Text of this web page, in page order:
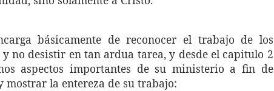
básicamente de reconocer el trabajo de los
no desistir en tan ardua tarea, y desde el capitulo 2
aspectos importantes de su ministerio a fin de
mostrar la entereza de su trabajo: